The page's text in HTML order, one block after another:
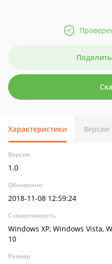
Характеристики Версии
Версия
1.0
Обновлено
2018-11-08 12:59:24
Совместимость
Windows XP, Windows Vista,
10
Размер